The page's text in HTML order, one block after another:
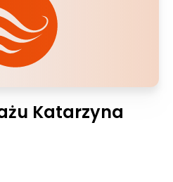
Katarzyna